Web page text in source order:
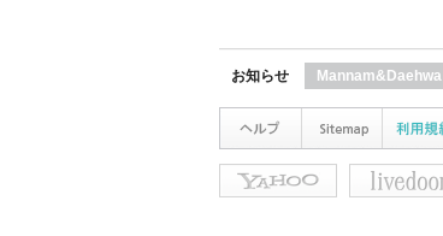
お知らせ Mannam&Daehwa